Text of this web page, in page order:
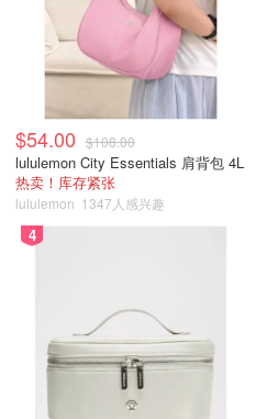
$54.00 $108.00
lululemon City Essentials 肩背包 4L
热卖！库存紧张
lululemon 1347人感兴趣
4